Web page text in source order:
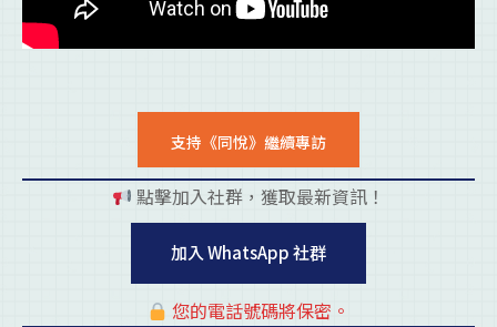
支持《同悅》繼續專訪
點擊加入社群，獲取最新資訊！
加入 WhatsApp 社群
您的電話號碼將保密。